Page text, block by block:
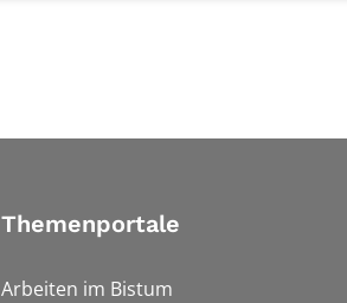
Themenportale
Arbeiten im Bistum